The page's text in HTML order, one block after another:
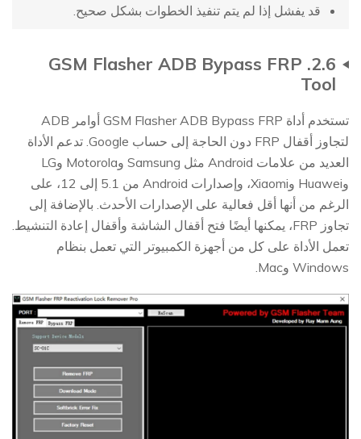
قد يفشل إذا لم يتم تنفيذ الخطوات بشكل صحيح.
2.6. GSM Flasher ADB Bypass FRP
Tool
تستخدم أداة GSM Flasher ADB Bypass FRP أوامر ADB
لتجاوز أقفال FRP دون الحاجة إلى حساب Google. تدعم الأداة
العديد من علامات Android مثل Samsung وMotorola وLG
وHuawei وXiaomi، وإصدارات Android من 5.1 إلى 12، على
الرغم من أنها أقل فعالية على الإصدارات الأحدث. بالإضافة إلى
تجاوز FRP، يمكنها أيضًا فتح أقفال الشاشة وأقفال إعادة التنشيط.
تعمل الأداة على كل من أجهزة الكمبيوتر التي تعمل بنظام
Windows وMac.